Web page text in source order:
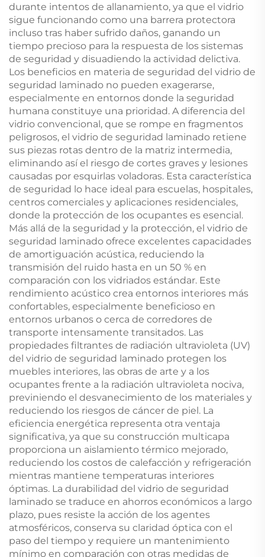
durante intentos de allanamiento, ya que el vidrio
sigue funcionando como una barrera protectora
incluso tras haber sufrido daños, ganando un
tiempo precioso para la respuesta de los sistemas
de seguridad y disuadiendo la actividad delictiva.
Los beneficios en materia de seguridad del vidrio de
seguridad laminado no pueden exagerarse,
especialmente en entornos donde la seguridad
humana constituye una prioridad. A diferencia del
vidrio convencional, que se rompe en fragmentos
peligrosos, el vidrio de seguridad laminado retiene
sus piezas rotas dentro de la matriz intermedia,
eliminando así el riesgo de cortes graves y lesiones
causadas por esquirlas voladoras. Esta característica
de seguridad lo hace ideal para escuelas, hospitales,
centros comerciales y aplicaciones residenciales,
donde la protección de los ocupantes es esencial.
Más allá de la seguridad y la protección, el vidrio de
seguridad laminado ofrece excelentes capacidades
de amortiguación acústica, reduciendo la
transmisión del ruido hasta en un 50 % en
comparación con los vidriados estándar. Este
rendimiento acústico crea entornos interiores más
confortables, especialmente beneficioso en
entornos urbanos o cerca de corredores de
transporte intensamente transitados. Las
propiedades filtrantes de radiación ultravioleta (UV)
del vidrio de seguridad laminado protegen los
muebles interiores, las obras de arte y a los
ocupantes frente a la radiación ultravioleta nociva,
previniendo el desvanecimiento de los materiales y
reduciendo los riesgos de cáncer de piel. La
eficiencia energética representa otra ventaja
significativa, ya que su construcción multicapa
proporciona un aislamiento térmico mejorado,
reduciendo los costos de calefacción y refrigeración
mientras mantiene temperaturas interiores
óptimas. La durabilidad del vidrio de seguridad
laminado se traduce en ahorros económicos a largo
plazo, pues resiste la acción de los agentes
atmosféricos, conserva su claridad óptica con el
paso del tiempo y requiere un mantenimiento
mínimo en comparación con otras medidas de